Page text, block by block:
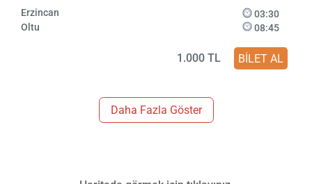
Erzincan
Oltu
03:30
08:45
1.000 TL BİLET AL
Daha Fazla Göster